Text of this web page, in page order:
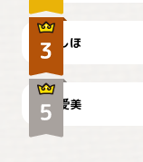
しほ
かわいい毛玉つき
爱美